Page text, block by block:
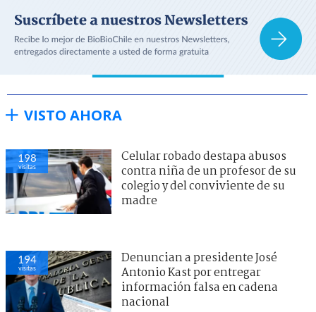
VISTO AHORA
198
visitas
Celular robado destapa abusos
contra niña de un profesor de su
colegio y del conviviente de su
madre
194
visitas
Denuncian a presidente José
Antonio Kast por entregar
información falsa en cadena
nacional